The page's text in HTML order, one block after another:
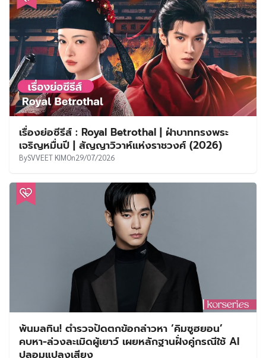
เรื่องย่อซีรีส์ : Royal Betrothal | ฝ่าบาททรงพระ
เจริญหมื่นปี | สัญญาวิวาห์แห่งราชวงศ์ (2026)
BySVVEET KIMOn29/07/2026
พ้นมลทิน! ตำรวจปัดตกข้อกล่าวหา ‘คิมซูฮยอน’
คบหา-ล่วงละเมิดผู้เยาว์ เผยหลักฐานฝั่งคู่กรณีใช้ AI
ปลอมแปลงเสียง